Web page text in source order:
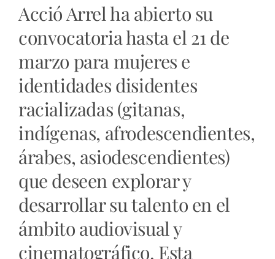
Acció Arrel ha abierto su
convocatoria hasta el 21 de
marzo para mujeres e
identidades disidentes
racializadas (gitanas,
indígenas, afrodescendientes,
árabes, asiodescendientes)
que deseen explorar y
desarrollar su talento en el
ámbito audiovisual y
cinematográfico. Esta